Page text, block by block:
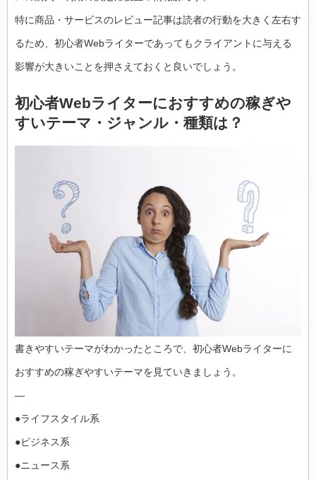
特に商品・サービスのレビュー記事は読者の行動を大きく左右す
るため、初心者Webライターであってもクライアントに与える
影響が大きいことを押さえておくと良いでしょう。
初心者Webライターにおすすめの稼ぎや
すいテーマ・ジャンル・種類は？
書きやすいテーマがわかったところで、初心者Webライターに
おすすめの稼ぎやすいテーマを見ていきましょう。
—
●ライフスタイル系
●ビジネス系
●ニュース系